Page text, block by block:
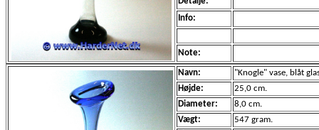
Info:
Note:
Navn:
"Knogle" vase, blåt
Højde:
25,0 cm.
Diameter:
8,0 cm.
Vægt:
547 gram.